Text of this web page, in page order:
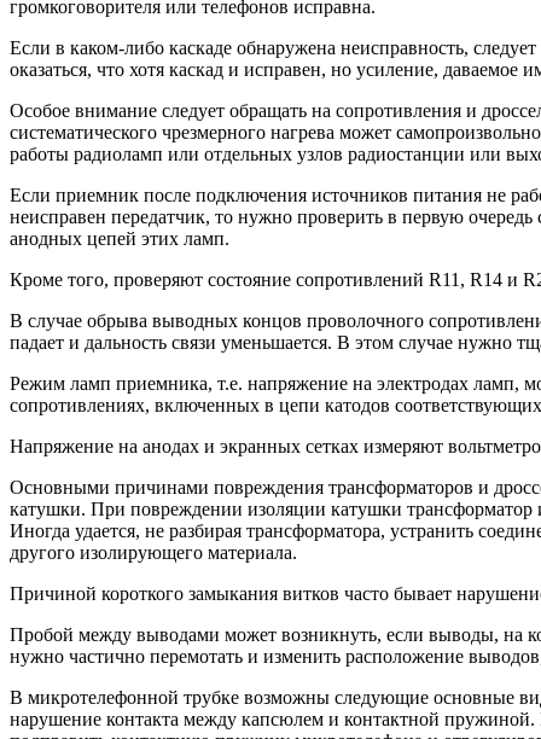
громкоговорителя или телефонов исправна.
Если в каком-либо каскаде обнаружена неисправность,
оказаться, что хотя каскад и исправен, но усиление,
Особое внимание следует обращать на сопротивления и
систематического чрезмерного нагрева может
работы радиоламп или отдельных узлов радиостанции или
Если приемник после подключения источников питания не
неисправен передатчик, то нужно проверить в первую
анодных цепей этих ламп.
Кроме того, проверяют состояние сопротивлений R11, R14
В случае обрыва выводных концов проволочного
падает и дальность связи уменьшается. В этом случае нужно
Режим ламп приемника, т.е. напряжение на электродах ламп,
сопротивлениях, включенных в цепи катодов
Напряжение на анодах и экранных сетках измеряют
Основными причинами повреждения трансформаторов и
катушки. При повреждении изоляции катушки трансформатор
Иногда удается, не разбирая трансформатора, устранить
другого изолирующего материала.
Причиной короткого замыкания витков часто бывает
Пробой между выводами может возникнуть, если выводы, на
нужно частично перемотать и изменить расположение
В микротелефонной трубке возможны следующие основные
нарушение контакта между капсюлем и контактной